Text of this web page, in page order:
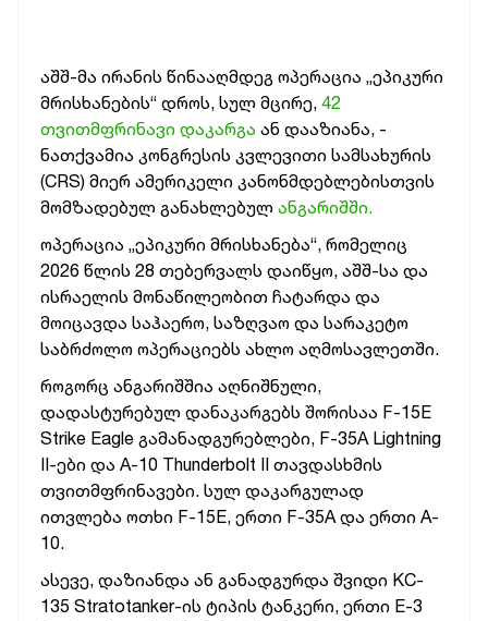
ᲞᲐᲠᲚᲐᲛᲔᲜᲢᲘ
აშშ-მა ირანის წინააღმდეგ ოპერაცია „ეპიკური
მრისხანების“ დროს, სულ მცირე, 42
თვითმფრინავი დაკარგა ან დააზიანა, -
ნათქვამია კონგრესის კვლევითი სამსახურის
(CRS) მიერ ამერიკელი კანონმდებლებისთვის
მომზადებულ განახლებულ ანგარიშში.
ოპერაცია „ეპიკური მრისხანება“, რომელიც
2026 წლის 28 თებერვალს დაიწყო, აშშ-სა და
ისრაელის მონაწილეობით ჩატარდა და
მოიცავდა საჰაერო, საზღვაო და სარაკეტო
საბრძოლო ოპერაციებს ახლო აღმოსავლეთში.
როგორც ანგარიშშია აღნიშნული,
დადასტურებულ დანაკარგებს შორისაა F-15E
Strike Eagle გამანადგურებლები, F-35A Lightning
II-ები და A-10 Thunderbolt II თავდასხმის
თვითმფრინავები. სულ დაკარგულად
ითვლება ოთხი F-15E, ერთი F-35A და ერთი A-
10.
ასევე, დაზიანდა ან განადგურდა შვიდი KC-
135 Stratotanker-ის ტიპის ტანკერი, ერთი E-3